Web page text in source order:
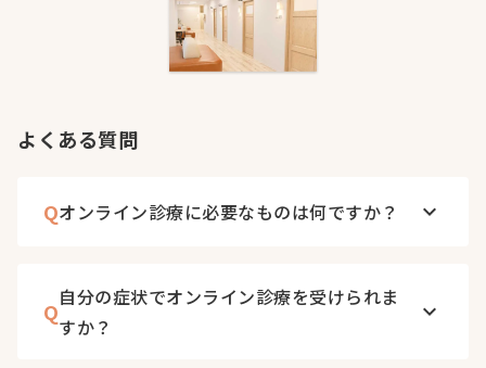
よくある質問
Qオンライン診療に必要なものは何ですか？ keyboard_arrow_down
Q
自分の症状でオンライン診療を受けられま
すか？
keyboard_arrow_down